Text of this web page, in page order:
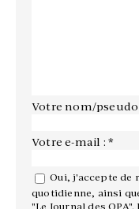
Votre nom/pseudo
Votre e-mail : *
Oui, j'accepte de
quotidienne, ainsi
"Le Journal des